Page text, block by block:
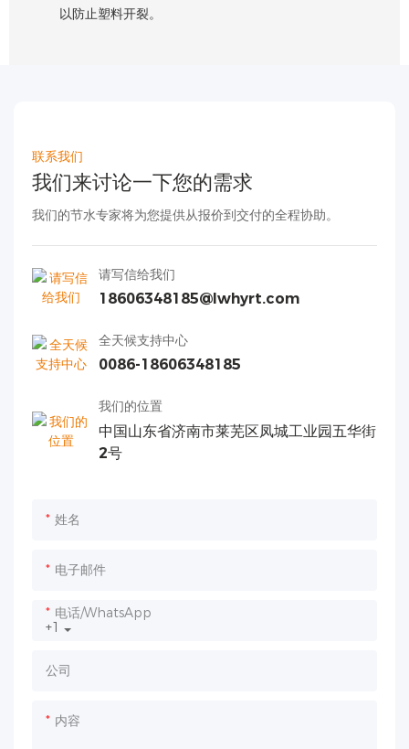
以防止塑料开裂。
联系我们
我们来讨论一下您的需求
我们的节水专家将为您提供从报价到交付的全程协助。
请写信给我们
18606348185@lwhyrt.com
全天候支持中心
0086-18606348185
我们的位置
中国山东省济南市莱芜区凤城工业园五华街
2号
姓名
电子邮件
+1
电话/WhatsApp
公司
内容